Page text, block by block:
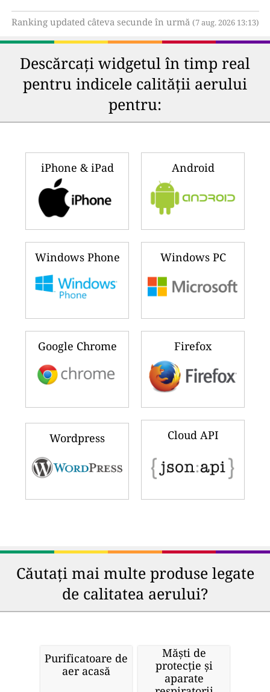
Ranking updated câteva secunde în urmă (7 aug. 2026 13:13)
Descărcați widgetul în timp real
pentru indicele calității aerului
pentru:
iPhone & iPad Android
Windows Phone Windows PC
Google Chrome Firefox
Wordpress Cloud API
Căutați mai multe produse legate
de calitatea aerului?
Purificatoare de
aer acasă
Măști de
protecție și
aparate